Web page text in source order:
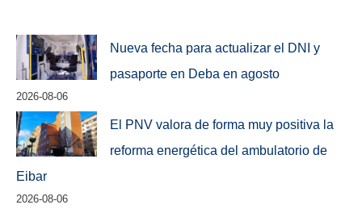
Nueva fecha para actualizar el DNI y
pasaporte en Deba en agosto
2026-08-06
El PNV valora de forma muy positiva la
reforma energética del ambulatorio de
Eibar
2026-08-06